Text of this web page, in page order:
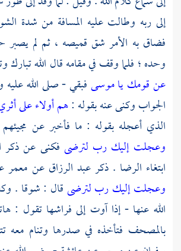
إلى ربه وطالت عليه المسافة من شدة
فضاق به الأمر شق قميصه ، ثم لم
وحده ؛ فلما وقف في مقامه قال الله تبارك
عن قومك يا موسىفبقي - صلى الله
الجواب وكنى عنه بقوله :هم أولاء على
الذي أعجله بقوله : ما فأخبر عن
وعجلت إليك رب لترضى فكنى عن ذكر
ابتغاء الرضا . ذكرعبد الرزاقعن معمر
وعجلت إليك رب لترضىقال : شوقا .
الله عنها - إذا آوت إلى فراشها تقول :
بالمصحف فتأخذه في صدرها وتنام معه